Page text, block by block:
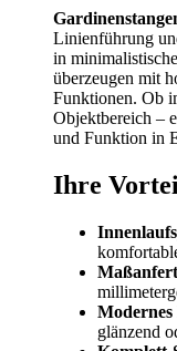
Linienführung
in
überzeugen mit
Funktionen. Ob
Objektbereich –
und Funktion in
Ihre
Modernes
glänzend